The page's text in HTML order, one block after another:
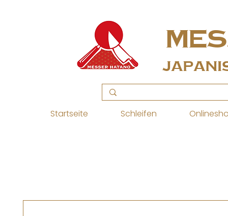
Startseite Schleifen